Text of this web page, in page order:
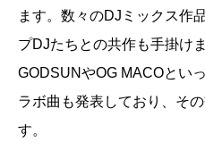
ます。数々のDJミックス作
プDJたちとの共作も手掛け
GODSUNやOG MACOとい
ラボ曲も発表しており、そ
す。